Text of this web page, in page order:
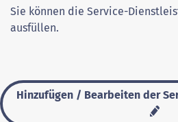
Sie können die Service-
ausfüllen.
Hinzufügen / Bearbeiten der